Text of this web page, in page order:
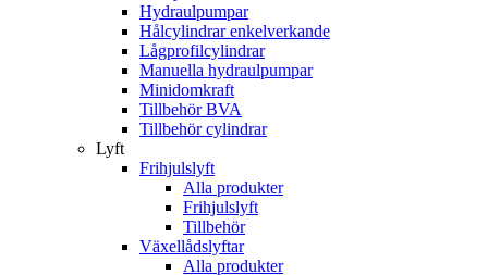
Hydraulpumpar
Hålcylindrar enkelverkande
Lågprofilcylindrar
Manuella hydraulpumpar
Minidomkraft
Tillbehör BVA
Tillbehör cylindrar
Lyft
Frihjulslyft
Alla produkter
Frihjulslyft
Tillbehör
Växellådslyftar
Alla produkter